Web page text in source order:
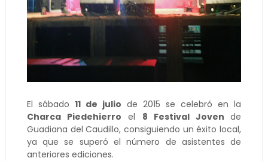
El sábado 11 de julio de 2015 se celebró en la
Charca Piedehierro el 8 Festival Jovende
Guadiana del Caudillo, consiguiendo un éxito local,
ya que se superó el número de asistentes de
anteriores ediciones.